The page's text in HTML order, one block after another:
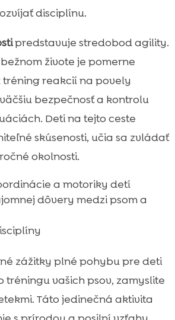
disciplínu.
predstavuje stredobod agility.
živote je pomerne
tréning reakcií na povely
bezpečnosť a kontrolu
Deti na tejto ceste
skúsenosti, učia sa zvládať
okolnosti.
a motoriky detí
dôvery medzi psom a
zážitky plné pohybu pre deti
tréningu vašich psov, zamyslite
Táto jedinečná aktivita